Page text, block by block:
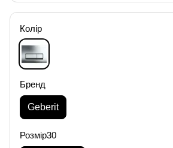
Колір
Бренд
Geberit
Розмір30